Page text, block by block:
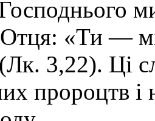
«Ти —
3,22). Ці
пророцтв